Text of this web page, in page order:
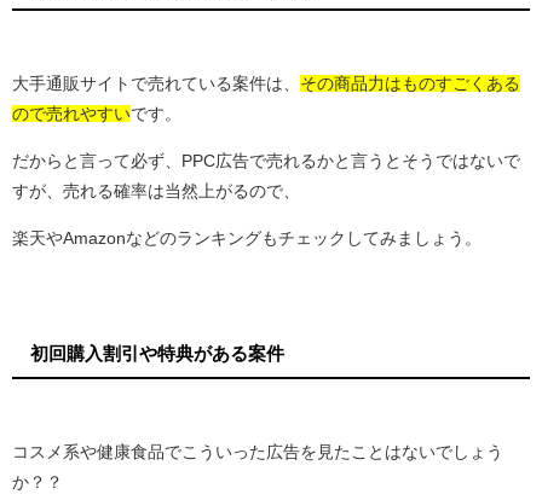
大手通販サイトで売れている案件は、 その商品力はものすごくある
ので売れやすいです。
だからと言って必ず、PPC広告で売れるかと言うとそうではないで
すが、売れる確率は当然上がるので、
楽天やAmazonなどのランキングもチェックしてみましょう。
初回購入割引や特典がある案件
コスメ系や健康食品でこういった広告を見たことはないでしょう
か？？